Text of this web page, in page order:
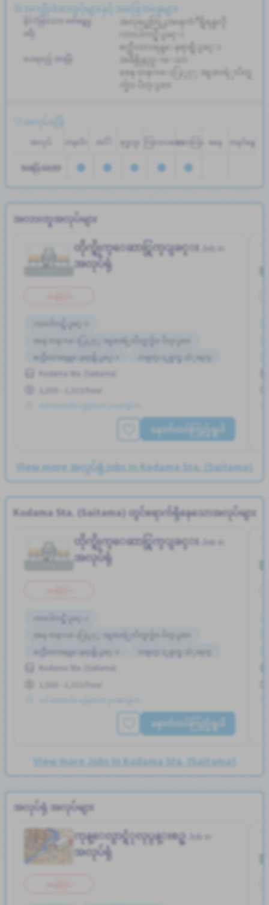
အကျိုးခံစားခွင့်များနှင့် အခြေအနေများ
နိုင်ငံခြားသား ဖော်ရွေမှု အလုပ္အေတြ႕အၾကံဳရွိရန္မလို
ခရီး
ကားပါကင္ရွိျခင္း
စက္ဘီးထားရန္ေနရာရွိျခင္း
ပေးရမည့် အချိန်
အခ်ိန္ပိုနည္းေသာ
စေန တနဂၤေႏြႏွင့္ အျခားရံုးပိတ္ရ
က္မ်ား ပိတ္ျခား
အလုပ်ချိန်
အလုပ်
အချိန်ဇယား
တနင်္လာ အင်္ဂါ ဗုဒ္ဓဟူး ကြာသပတေးသောကြာ စနေ တနင်္ဂနွေ
9:00 - 18:00
အလားတူအလုပ်များ
တိုက္ရိုက္ေဆာင္ရြက္ျခင္း
အလုပ်ရုံ
ကားပါကင္ရွိျခင္း
စေန တနဂၤေႏြႏွင့္ အျခားရံုးပိတ္ရက္မ်ား ပိတ္ျခား
စက္ဘီးထားရန္ေနရာရွိျခင္း
တစ္ပတ္ႏွစ္ရက္မွ သံုးရက္
အလုပ္အေတြ႕အၾကံဳရွိရန္မလို
Kodama Sta. (Saitama)
1,050 - 1,313/hour
နောက်ထပ်ကြည့်ရှုပါ
View more အလုပ်ရုံ jobs in Kodama Sta. (Saitama)
Kodama Sta. (Saitama) တွင်ရောက်ရှိနေသောအလုပ်များ
တိုက္ရိုက္ေဆာင္ရြက္ျခင္း
အလုပ်ရုံ
ကားပါကင္ရွိျခင္း
စေန တနဂၤေႏြႏွင့္ အျခားရံုးပိတ္ရက္မ်ား ပိတ္ျခား
စက္ဘီးထားရန္ေနရာရွိျခင္း
တစ္ပတ္ႏွစ္ရက္မွ သံုးရက္
အလုပ္အေတြ႕အၾကံဳရွိရန္မလို
Kodama Sta. (Saitama)
1,050 - 1,313/hour
နောက်ထပ်ကြည့်ရှုပါ
View more Jobs in Kodama Sta. (Saitama)
အလုပ်ရုံ အလုပ်များ
ကုန္ေလွာင္ရံုလုပ္ငန္းစဥ္
အလုပ်ရုံ